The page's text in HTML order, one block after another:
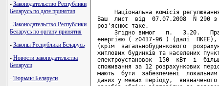
- Законодательство Республики
Беларусь по дате принятия
- Законодательство Республики
Беларусь по органу принятия
- Законы Республики Беларусь
- Новости законодательства
Беларуси
- Тюрьмы Беларуси
Національна комісія
Ваш  лист  від  07.07.2008  N 290 з
роз'яснює таке.
Згідно вимог   п.   3.20.
енергією ( z0417-96 ) (далі  ПКЕЕ),
(крім  загальнобудинкового
житлових будинків та населених
електроустановок  150  кВт  і
споживання за 12 розрахункових
мають  бути  забезпечені
даних у межах періоду,